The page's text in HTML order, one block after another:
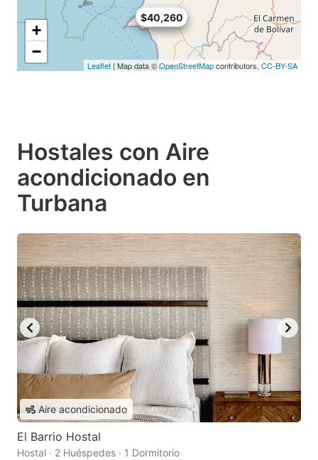
$32,940
$40,260
+
−
Leaflet | Map data ©OpenStreetMapcontributors, CC-BY-SA
Hostales con Aire
acondicionado en
Turbana
Aire acondicionado
El Barrio Hostal
Hostal · 2 Huéspedes · 1 Dormitorio